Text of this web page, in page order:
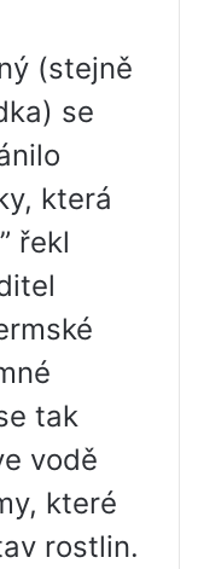
(stejně
se
která
řekl
tak
vodě
které
rostlin.